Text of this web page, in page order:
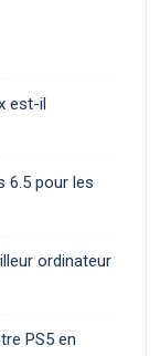
est-il
6.5 pour les
ordinateur
PS5 en